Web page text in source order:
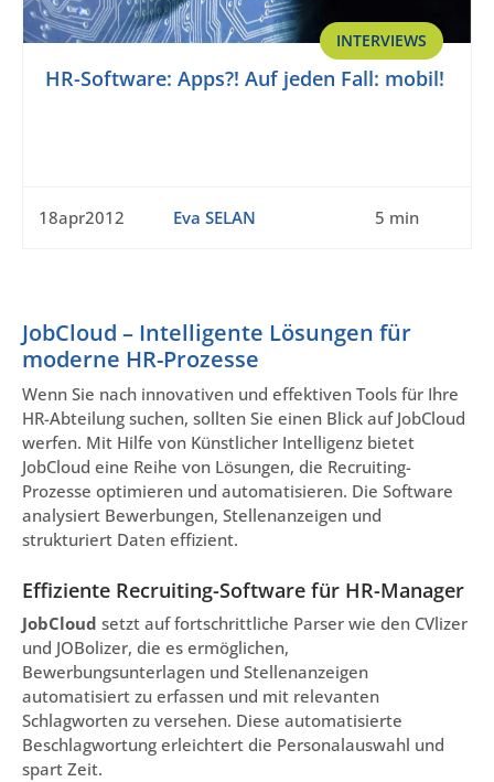
INTERVIEWS
HR-Software: Apps?! Auf jeden Fall: mobil!
18apr2012 Eva SELAN 5 min
JobCloud – Intelligente Lösungen für
moderne HR-Prozesse
Wenn Sie nach innovativen und effektiven Tools für Ihre
HR-Abteilung suchen, sollten Sie einen Blick auf JobCloud
werfen. Mit Hilfe von Künstlicher Intelligenz bietet
JobCloud eine Reihe von Lösungen, die Recruiting-
Prozesse optimieren und automatisieren. Die Software
analysiert Bewerbungen, Stellenanzeigen und
strukturiert Daten effizient.
Effiziente Recruiting-Software für HR-Manager
JobCloud setzt auf fortschrittliche Parser wie den CVlizer
und JOBolizer, die es ermöglichen,
Bewerbungsunterlagen und Stellenanzeigen
automatisiert zu erfassen und mit relevanten
Schlagworten zu versehen. Diese automatisierte
Beschlagwortung erleichtert die Personalauswahl und
spart Zeit.